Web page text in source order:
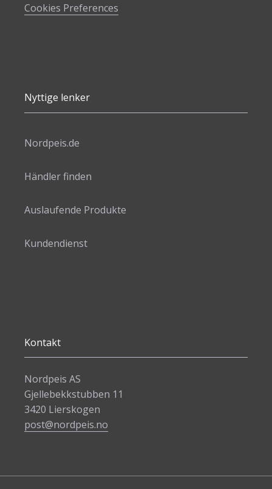
Cookies Preferences
Nyttige lenker
Nordpeis.de
Händler finden
Auslaufende Produkte
Kundendienst
Kontakt
Nordpeis AS
Gjellebekkstubben 11
3420 Lierskogen
post@nordpeis.no